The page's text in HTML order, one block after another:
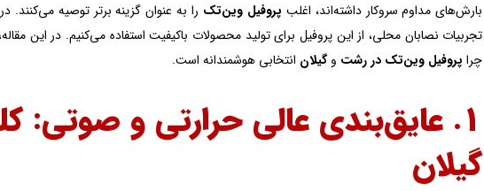
بارش‌های مداوم سروکار داشته‌اند، اغلب پروفیل وین‌تک را به عنوان گزینه برتر توصیه می‌کنند.
تجربیات نصابان محلی، از این پروفیل برای تولید محصولات باکیفیت استفاده می‌کنیم. در این
چرا پروفیل وین‌تک در رشت وگیلان انتخابی هوشمندانه است.
۱. عایق‌بندی عالی حرارتی و صوتی:
گیلان